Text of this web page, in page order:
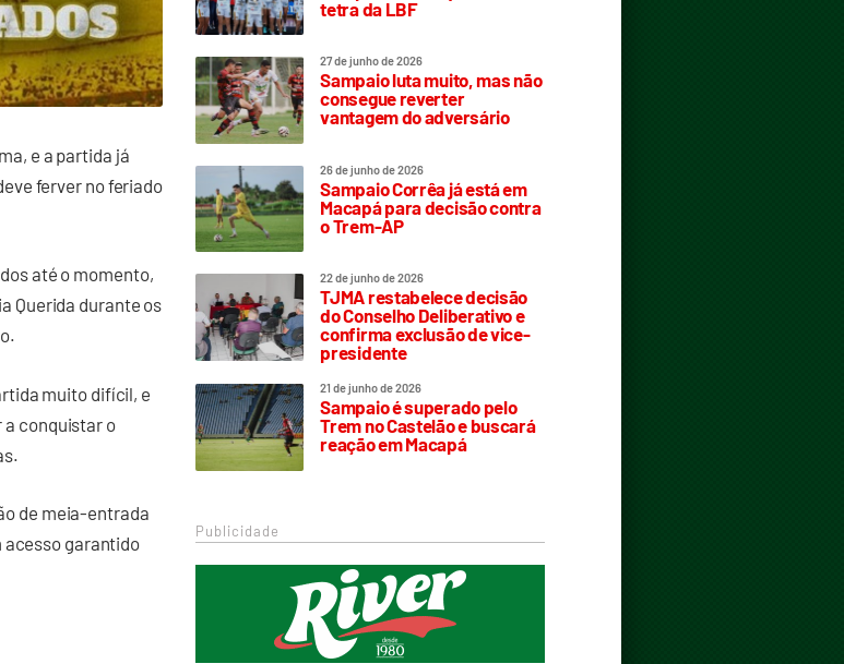
e a partida já
ferver no feriado
até o momento,
Querida durante os
muito difícil, e
a conquistar o
de meia-entrada
garantido
tetra da LBF
27 de junho de 2026
Sampaio luta muito, mas não
consegue reverter
vantagem do adversário
26 de junho de 2026
Sampaio Corrêa já está em
Macapá para decisão contra
o Trem-AP
22 de junho de 2026
TJMA restabelece decisão
do Conselho Deliberativo e
confirma exclusão de vice-
presidente
21 de junho de 2026
Sampaio é superado pelo
Trem no Castelão e buscará
reação em Macapá
Publicidade